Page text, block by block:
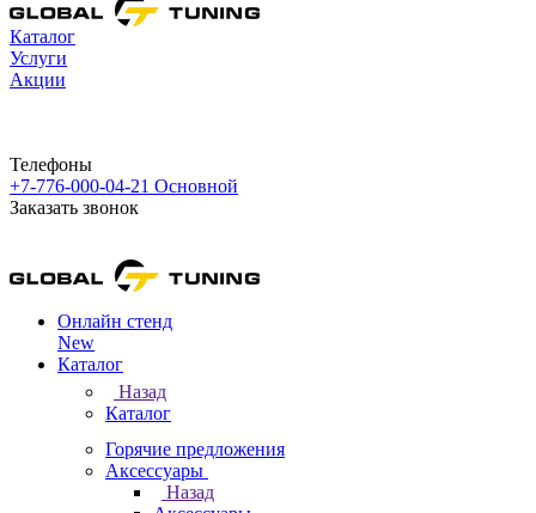
Каталог
Услуги
Акции
Телефоны
+7-776-000-04-21 Основной
Заказать звонок
Онлайн стенд
New
Каталог
Назад
Каталог
Горячие предложения
Аксессуары
Назад